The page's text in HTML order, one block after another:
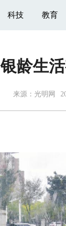
科技 教育
银龄生
来源： 光明网